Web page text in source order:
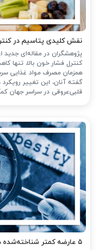
نقش کلیدی پتاسیم در
پژوهشگران در مقاله‌ای جدید
کنترل فشار خون بالا،
همزمان مصرف مواد غذایی
گفته آنان، این تغییر
قلبی‌عروقی در سراسر جهان
۵ عارضه کمتر شناخته‌شده داروهای لاغری GLP-1